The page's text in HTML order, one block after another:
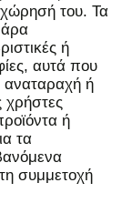
του. Τα
άρα
ή
αυτά που
αναταραχή ή
ή
τα
συμμετοχή